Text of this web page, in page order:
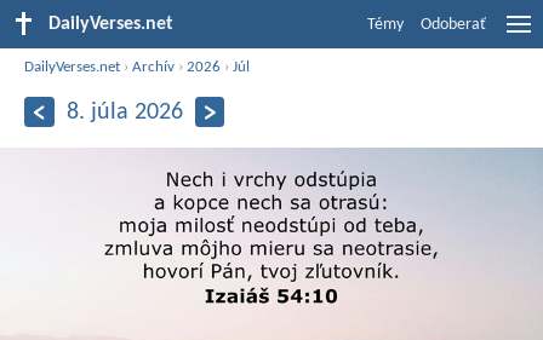
DailyVerses.net Témy Odoberať
DailyVerses.net ›Archív ›2026 ›Júl
8. júla 2026